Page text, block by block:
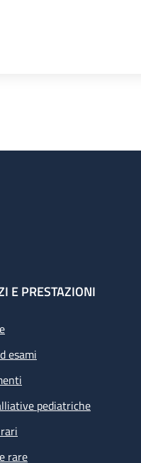
E PRESTAZIONI
esami
pediatriche
rare